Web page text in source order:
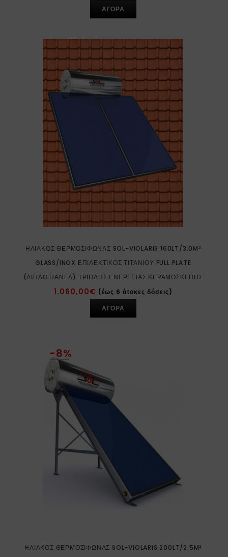
ΑΓΟΡΑ
ΗΛΙΑΚΌΣ ΘΕΡΜΟΣΊΦΩΝΑΣ SOL-VIOLARIS 160LT/3.0M²
GLASS/INOX ΕΠΙΛΕΚΤΙΚΌΣ ΤΙΤΑΝΊΟΥ FULL PLATE
(ΔΙΠΛΌ ΠΆΝΕΛ) ΤΡΙΠΛΉΣ ΕΝΈΡΓΕΙΑΣ ΚΕΡΑΜΟΣΚΕΠΉΣ
1.060,00€ (έως 6 άτοκες δόσεις)
ΑΓΟΡΑ
-8%
ΗΛΙΑΚΌΣ ΘΕΡΜΟΣΊΦΩΝΑΣ SOL-VIOLARIS 200LT/2.5M²